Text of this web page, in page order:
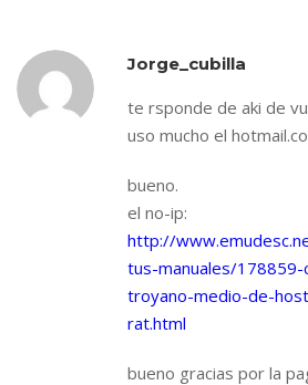
Jorge_cubilla
te rsponde de aki de
uso mucho el
bueno.
el no-ip:
http://
tus-manuales/178859-
troyano-medio-de-
rat.html
bueno gracias por la